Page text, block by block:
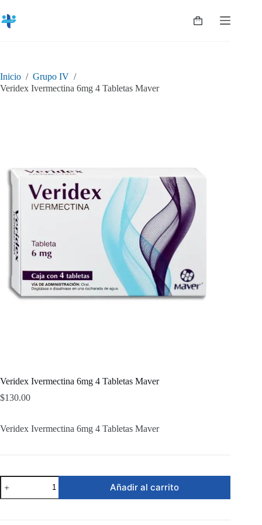
al
contenido
Shopping
Inicio / Grupo IV /
Veridex Ivermectina 6mg 4 Tabletas Maver
Veridex Ivermectina 6mg 4 Tabletas Maver
$130.00
Veridex Ivermectina 6mg 4 Tabletas Maver
Veridex
Ivermectina
6mg
Añadir al carrito